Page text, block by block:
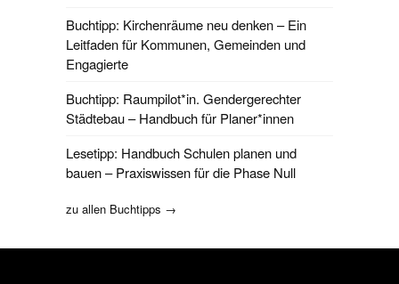
Buchtipp: Kirchenräume neu denken – Ein
Leitfaden für Kommunen, Gemeinden und
Engagierte
Buchtipp: Raumpilot*in. Gendergerechter
Städtebau – Handbuch für Planer*innen
Lesetipp: Handbuch Schulen planen und
bauen – Praxiswissen für die Phase Null
zu allen Buchtipps →